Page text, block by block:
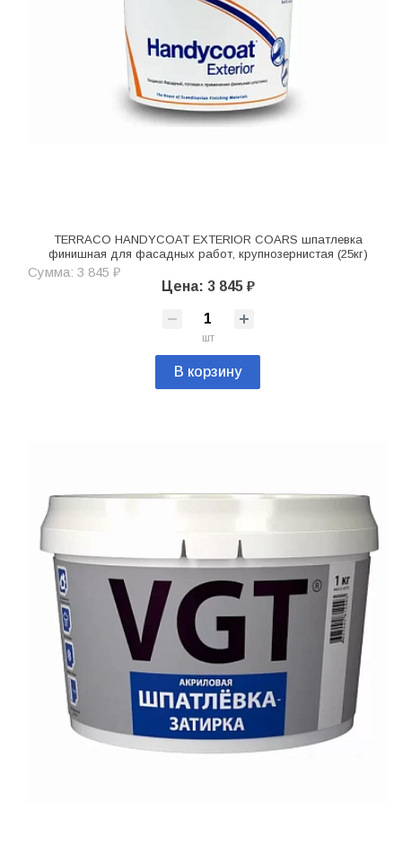
TERRACO HANDYCOAT EXTERIOR COARS шпатлевка
финишная для фасадных работ, крупнозернистая (25кг)
Сумма: 3 845 ₽
Цена: 3 845 ₽
шт
В корзину